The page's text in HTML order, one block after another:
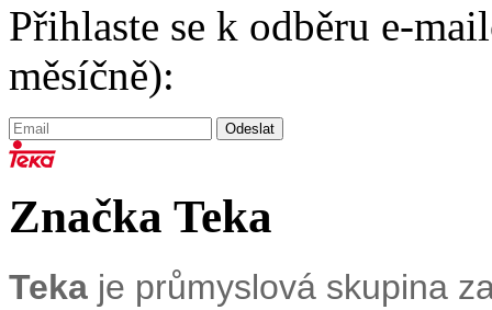
Přihlaste se k odběru e-
měsíčně):
Značka Teka
Teka je průmyslová skupina